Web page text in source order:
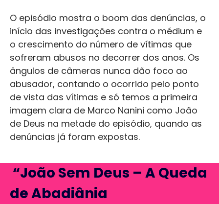
O episódio mostra o boom das denúncias, o
início das investigações contra o médium e
o crescimento do número de vítimas que
sofreram abusos no decorrer dos anos. Os
ângulos de câmeras nunca dão foco ao
abusador, contando o ocorrido pelo ponto
de vista das vítimas e só temos a primeira
imagem clara de Marco Nanini como João
de Deus na metade do episódio, quando as
denúncias já foram expostas.
“João Sem Deus – A Queda
de Abadiânia